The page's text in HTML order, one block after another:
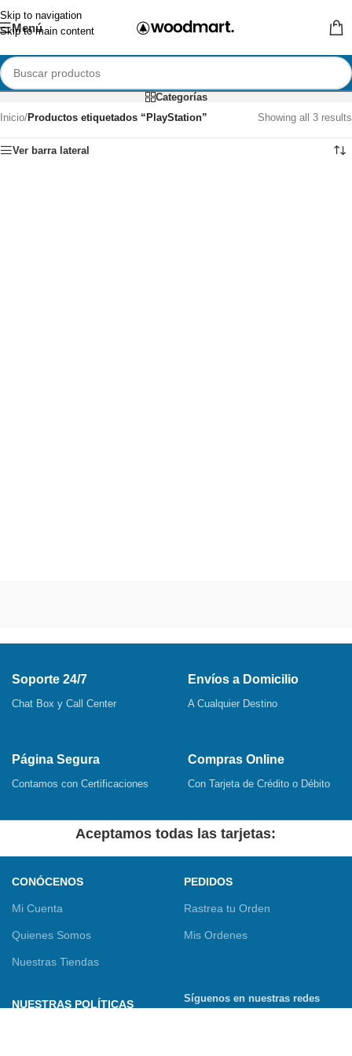
Skip to navigation
Skip to main content
Menú
Categorías
Inicio/Productos etiquetados “PlayStation” Showing all 3 results
Ver barra lateral
Soporte 24/7
Chat Box y Call Center
Envíos a Domicilio
A Cualquier Destino
Página Segura
Contamos con Certificaciones
Compras Online
Con Tarjeta de Crédito o Débito
Aceptamos todas las tarjetas:
CONÓCENOS
Mi Cuenta
Quienes Somos
Nuestras Tiendas
PEDIDOS
Rastrea tu Orden
Mis Ordenes
NUESTRAS POLÍTICAS
Síguenos en nuestras redes